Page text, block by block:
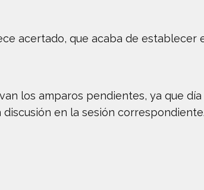
acertado, que acaba de establecer
los amparos pendientes, ya que día
en la sesión correspondiente.